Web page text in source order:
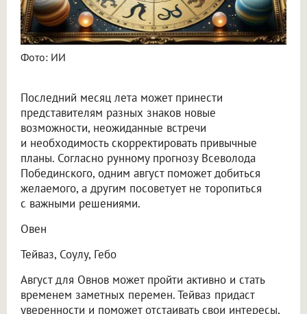
Фото: ИИ
Последний месяц лета может принести
представителям разных знаков новые
возможности, неожиданные встречи
и необходимость скорректировать привычные
планы. Согласно рунному прогнозу Всеволода
Побединского, одним август поможет добиться
желаемого, а другим посоветует не торопиться
с важными решениями.
Овен
Тейваз, Соулу, Гебо
Август для Овнов может пройти активно и стать
временем заметных перемен. Тейваз придаст
уверенности и поможет отстаивать свои интересы,